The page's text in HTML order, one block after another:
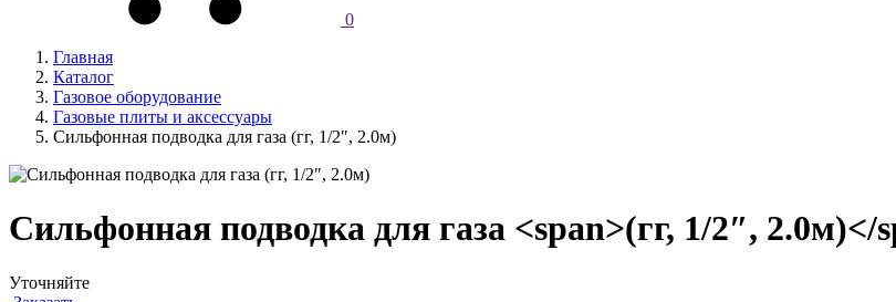
0
Главная
Каталог
Газовое оборудование
Газовые плиты и аксессуары
Сильфонная подводка для газа (гг, 1/2″, 2.0м)
Сильфонная подводка для газа <span>(гг, 1/2″, 2.0м)</
Уточняйте